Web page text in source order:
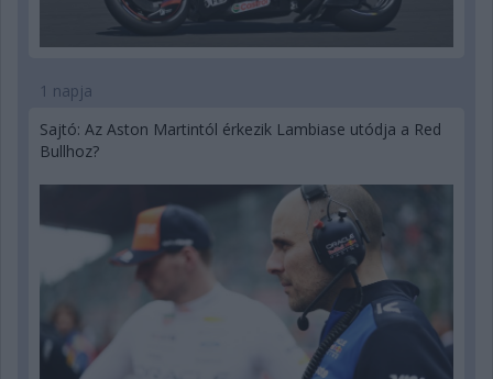
1 napja
Sajtó: Az Aston Martintól érkezik Lambiase utódja a Red
Bullhoz?